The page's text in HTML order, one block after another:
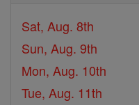
Sat, Aug. 8th
Sun, Aug. 9th
Mon, Aug. 10th
Tue, Aug. 11th